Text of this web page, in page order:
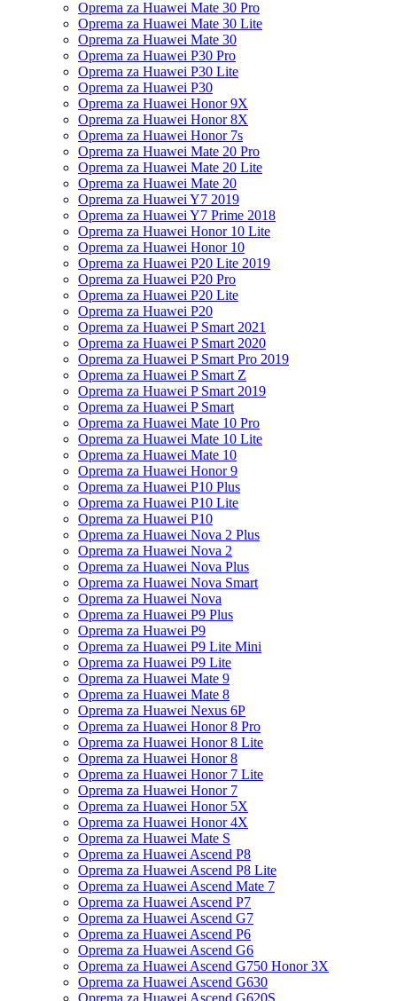
Oprema za Huawei Mate 30 Pro
Oprema za Huawei Mate 30 Lite
Oprema za Huawei Mate 30
Oprema za Huawei P30 Pro
Oprema za Huawei P30 Lite
Oprema za Huawei P30
Oprema za Huawei Honor 9X
Oprema za Huawei Honor 8X
Oprema za Huawei Honor 7s
Oprema za Huawei Mate 20 Pro
Oprema za Huawei Mate 20 Lite
Oprema za Huawei Mate 20
Oprema za Huawei Y7 2019
Oprema za Huawei Y7 Prime 2018
Oprema za Huawei Honor 10 Lite
Oprema za Huawei Honor 10
Oprema za Huawei P20 Lite 2019
Oprema za Huawei P20 Pro
Oprema za Huawei P20 Lite
Oprema za Huawei P20
Oprema za Huawei P Smart 2021
Oprema za Huawei P Smart 2020
Oprema za Huawei P Smart Pro 2019
Oprema za Huawei P Smart Z
Oprema za Huawei P Smart 2019
Oprema za Huawei P Smart
Oprema za Huawei Mate 10 Pro
Oprema za Huawei Mate 10 Lite
Oprema za Huawei Mate 10
Oprema za Huawei Honor 9
Oprema za Huawei P10 Plus
Oprema za Huawei P10 Lite
Oprema za Huawei P10
Oprema za Huawei Nova 2 Plus
Oprema za Huawei Nova 2
Oprema za Huawei Nova Plus
Oprema za Huawei Nova Smart
Oprema za Huawei Nova
Oprema za Huawei P9 Plus
Oprema za Huawei P9
Oprema za Huawei P9 Lite Mini
Oprema za Huawei P9 Lite
Oprema za Huawei Mate 9
Oprema za Huawei Mate 8
Oprema za Huawei Nexus 6P
Oprema za Huawei Honor 8 Pro
Oprema za Huawei Honor 8 Lite
Oprema za Huawei Honor 8
Oprema za Huawei Honor 7 Lite
Oprema za Huawei Honor 7
Oprema za Huawei Honor 5X
Oprema za Huawei Honor 4X
Oprema za Huawei Mate S
Oprema za Huawei Ascend P8
Oprema za Huawei Ascend P8 Lite
Oprema za Huawei Ascend Mate 7
Oprema za Huawei Ascend P7
Oprema za Huawei Ascend G7
Oprema za Huawei Ascend P6
Oprema za Huawei Ascend G6
Oprema za Huawei Ascend G750 Honor 3X
Oprema za Huawei Ascend G630
Oprema za Huawei Ascend G620S